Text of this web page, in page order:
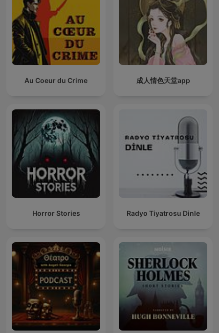
Au Coeur du Crime 成人情色天堂app
Horror Stories Radyo Tiyatrosu Dinle